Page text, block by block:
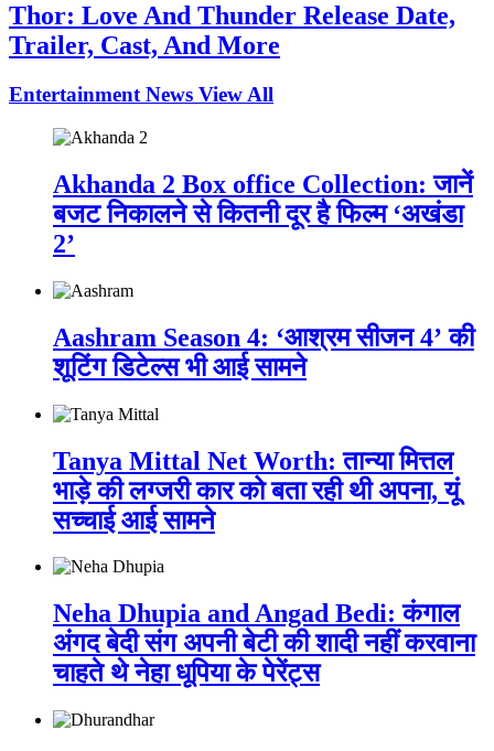
Thor: Love And Thunder Release Date,
Trailer, Cast, And More
Entertainment News View All
Akhanda 2 Box office Collection: जानें
बजट निकालने से कितनी दूर है फिल्म ‘अखंडा
2’
Aashram Season 4: ‘आश्रम सीजन 4’ की
शूटिंग डिटेल्स भी आई सामने
Tanya Mittal Net Worth: तान्या मित्तल
भाड़े की लग्जरी कार को बता रही थी अपना, यूं
सच्चाई आई सामने
Neha Dhupia and Angad Bedi: कंगाल
अंगद बेदी संग अपनी बेटी की शादी नहीं करवाना
चाहते थे नेहा धूपिया के पेरेंट्स